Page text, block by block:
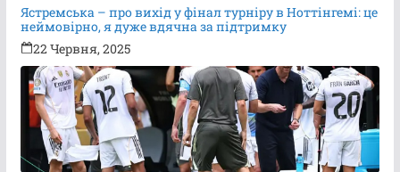
Ястремська – про вихід у фінал турніру в Ноттінгемі: це
неймовірно, я дуже вдячна за підтримку
22 Червня, 2025